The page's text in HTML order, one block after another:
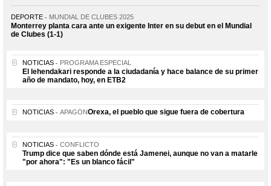
DEPORTE MUNDIAL DE CLUBES 2025
Monterrey planta cara ante un exigente Inter en su debut en el Mundial
de Clubes (1-1)
NOTICIAS PROGRAMA ESPECIAL
El lehendakari responde a la ciudadanía y hace balance de su primer
año de mandato, hoy, en ETB2
NOTICIAS APAGÓNOrexa, el pueblo que sigue fuera de cobertura
NOTICIAS CONFLICTO
Trump dice que saben dónde está Jamenei, aunque no van a matarle
"por ahora": "Es un blanco fácil"